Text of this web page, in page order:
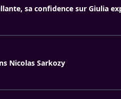
sa confidence sur Giulia
Nicolas Sarkozy